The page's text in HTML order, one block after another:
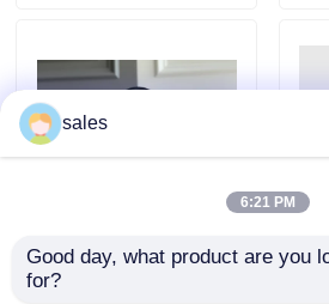
Treten Sie mit uns in Verbindung
Nachrichten
Blog
Klassisches Schwarz-
weiße Plaid-Wolle
sales
6:21 PM
Good day, what product are you
for?